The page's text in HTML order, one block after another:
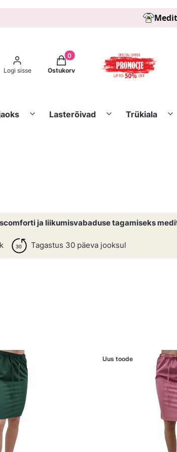
Logi sisse
Tooted ostukorvis: 0. See details
Ostukorv
Lasterõivad Trükiala
ja liikumisvabaduse tagamiseks
Tagastus 30 päeva jooksul
Uus toode